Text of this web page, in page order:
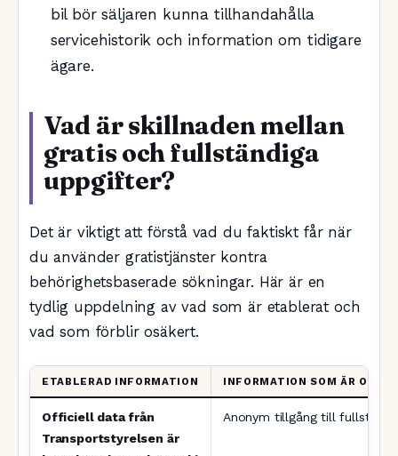
bil bör säljaren kunna tillhandahålla
servicehistorik och information om tidigare
ägare.
Vad är skillnaden mellan
gratis och fullständiga
uppgifter?
Det är viktigt att förstå vad du faktiskt får när
du använder gratistjänster kontra
behörighetsbaserade sökningar. Här är en
tydlig uppdelning av vad som är etablerat och
vad som förblir osäkert.
ETABLERAD INFORMATION INFORMATION SOM ÄR
Officiell data från
Transportstyrelsen är
Anonym tillgång till